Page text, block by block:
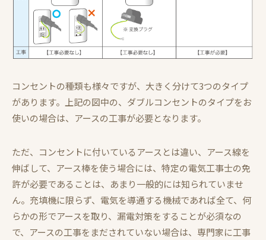
コンセントの種類も様々ですが、大きく分けて3つのタイプ
があります。上記の図中の、ダブルコンセントのタイプをお
使いの場合は、アースの工事が必要となります。
ただ、コンセントに付いているアースとは違い、アース線を
伸ばして、アース棒を使う場合には、特定の電気工事士の免
許が必要であることは、あまり一般的には知られていませ
ん。充填機に限らず、電気を導通する機械であれば全て、何
らかの形でアースを取り、漏電対策をすることが必須なの
で、アースの工事をまだされていない場合は、専門家に工事